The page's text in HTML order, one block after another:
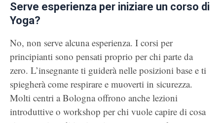
Serve esperienza per iniziare un corso di
Yoga?
No, non serve alcuna esperienza. I corsi per
principianti sono pensati proprio per chi parte da
zero. L’insegnante ti guiderà nelle posizioni base e ti
spiegherà come respirare e muoverti in sicurezza.
Molti centri a Bologna offrono anche lezioni
introduttive o workshop per chi vuole capire di cosa